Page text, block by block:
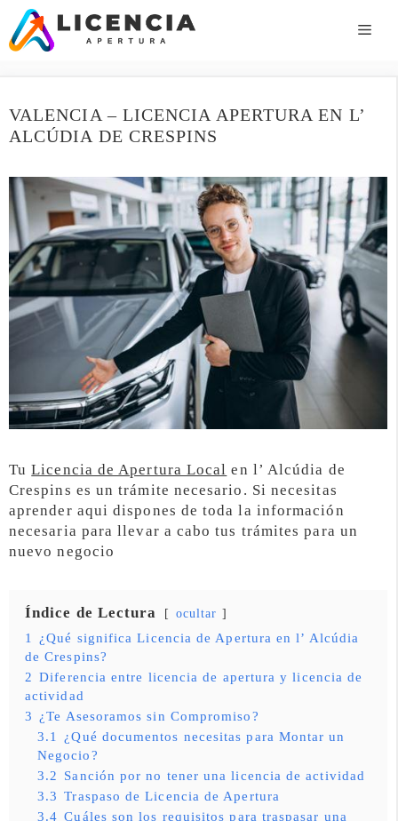
Saltar
contenido
VALENCIA – LICENCIA APERTURA EN L’
ALCÚDIA DE CRESPINS
TuLicencia de Apertura Local en l’ Alcúdia de
Crespins es un trámite necesario. Si necesitas
aprender aqui dispones de toda la información
necesaria para llevar a cabo tus trámites para un
nuevo negocio
Índice de Lectura ocultar
1
¿Qué significa Licencia de Apertura en l’ Alcúdia
de Crespins?
2 Diferencia entre licencia de apertura y licencia de
actividad
3 ¿Te Asesoramos sin Compromiso?
3.1
¿Qué documentos necesitas para Montar un
Negocio?
3.2 Sanción por no tener una licencia de actividad
3.3 Traspaso de Licencia de Apertura
3.4 Cuáles son los requisitos para traspasar una